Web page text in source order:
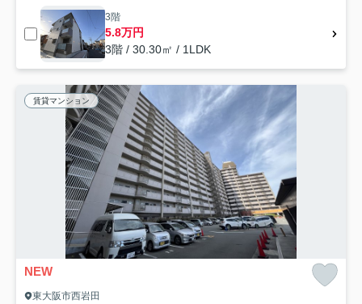
3階
5.8万円
3階 / 30.30㎡ / 1LDK
賃貸マンション
NEW
東大阪市西岩田